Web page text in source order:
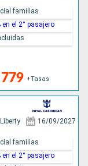
+Tasas
familias
en el 2° pasajero
16/09/2027
familias
en el 2° pasajero